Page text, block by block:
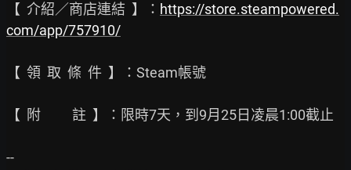
【  介紹／商店連結  】： https://store.steampowered.
com/app/757910/
【  領  取  條  件  】：Steam帳號
【  附          註  】：限時7天，到9月25日凌晨1:00截止